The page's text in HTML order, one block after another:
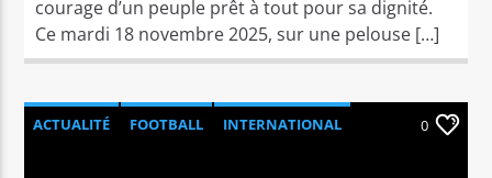
courage d’un peuple prêt à tout pour sa dignité.
Ce mardi 18 novembre 2025, sur une pelouse […]
ACTUALITÉ FOOTBALL
INTERNATIONAL
0